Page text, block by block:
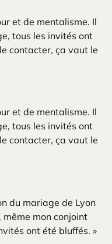
et de mentalisme. Il
tous les invités ont
contacter, ça vaut le
et de mentalisme. Il
tous les invités ont
contacter, ça vaut le
du mariage de Lyon
mon conjoint
ont été bluffés. »